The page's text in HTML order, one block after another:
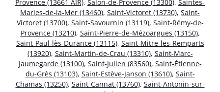
Provence (13661 AIR), Salon-de-Provence (13300), Saintes-
Maries-de-la-Mer (13460), Saint-Victoret (13730), Saint-
Victoret (13700), Saint-Savournin (13119), Saint-Rémy-de-
Provence (13210), Saint-Pierre-de-Mézoargues (13150),
Saint-Paul-lès-Durance (13115), Saint-Mitre-les-Remparts
(13920), Saint-Martin-de-Crau (13310), Saint-Marc-
Jaumegarde (13100), Saint-Julien (83560), Saint-Étienne-
du-Grès (13103), Saint-Estève-Janson (13610), Saint-
Chamas (13250), Saint-Cannat (13760), Saint-Antonin-sur-